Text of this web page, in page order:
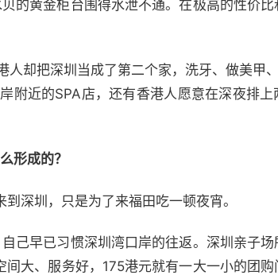
的黄金柜台围得水泄不通。在极高的性价
人却把深圳当成了第二个家，洗牙、做美甲
近的SPA店，还有香港人愿意在深夜排上
形成的？
深圳，只是为了来福田吃一顿夜宵。
己早已习惯深圳湾口岸的往返。深圳亲子
大、服务好，175港元就有一大一小的团